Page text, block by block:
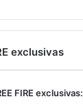
exclusivas
FIRE exclusivas: